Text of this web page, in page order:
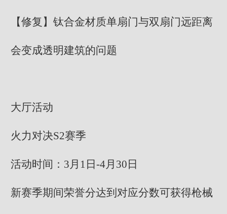
【修复】钛合金材质单扇门与双扇门远距离
会变成透明建筑的问题
大厅活动
火力对决S2赛季
活动时间：3月1日-4月30日
新赛季期间荣誉分达到对应分数可获得枪械